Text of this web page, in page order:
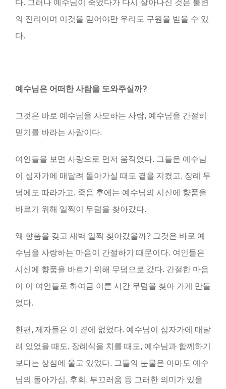
다. 그러나 예수님이 죽었다가 다시 살아나신 것은 불변
의 진리이며 이것을 믿어야만 우리도 구원을 받을 수 있
다.
예수님은 어떠한 사람을 도와주실까?
그것은 바로 예수님을 사모하는 사람, 예수님을 간절히
믿기를 바라는 사람이다.
여인들을 보면 사랑으로 먼저 움직였다. 그들은 예수님
이 십자가에 매달려 돌아가실 때도 곁을 지켰고, 장례 무
덤에도 따라가고, 죽음 후에는 예수님의 시신에 향품을
바르기 위해 일찍이 무덤을 찾아갔다.
왜 향품을 갖고 새벽 일찍 찾아갔을까? 그것은 바로 예
수님을 사랑하는 마음이 간절하기 때문이다. 여인들은
시신에 향품을 바르기 위해 무덤으로 갔다. 간절한 마음
이 이 여인들로 하여금 이른 시간 무덤을 찾아 가게 만들
었다.
한편, 제자들은 이 곁에 없었다. 예수님이 십자가에 매달
려 있었을 때도, 장례식을 치를 때도, 예수님과 함께하기
보다는 상심에 울고 있었다. 그들의 눈물은 아마도 예수
님의 돌아가심, 후회, 부끄러움 등 그러한 의미가 있을